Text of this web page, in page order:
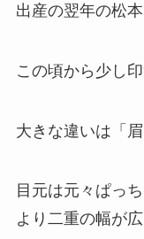
出産の翌年の松本
この頃から少し
大きな違いは「
目元は元々ぱっ
より二重の幅が